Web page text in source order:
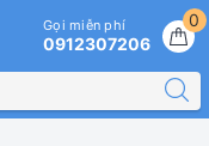
0
Gọi miễn phí
0912307206